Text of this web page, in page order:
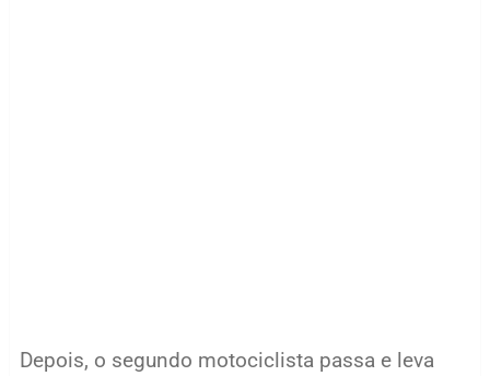
Depois, o segundo motociclista passa e leva